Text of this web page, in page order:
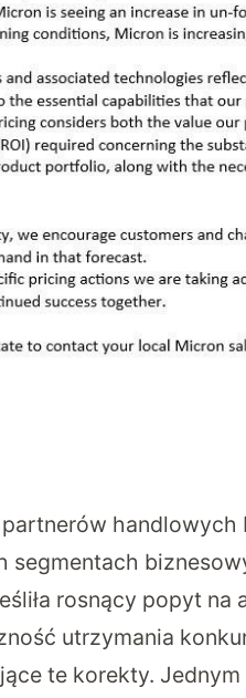
handlowych
segmentach
rosnący popyt na
utrzymania
te korekty.